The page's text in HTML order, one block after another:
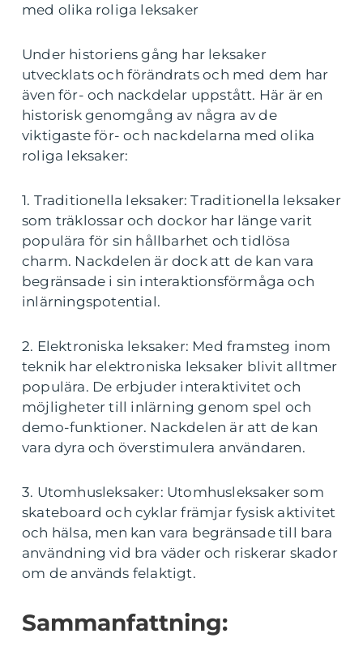
med olika roliga leksaker
Under historiens gång har leksaker
utvecklats och förändrats och med dem har
även för- och nackdelar uppstått. Här är en
historisk genomgång av några av de
viktigaste för- och nackdelarna med olika
roliga leksaker:
1. Traditionella leksaker: Traditionella leksaker
som träklossar och dockor har länge varit
populära för sin hållbarhet och tidlösa
charm. Nackdelen är dock att de kan vara
begränsade i sin interaktionsförmåga och
inlärningspotential.
2. Elektroniska leksaker: Med framsteg inom
teknik har elektroniska leksaker blivit alltmer
populära. De erbjuder interaktivitet och
möjligheter till inlärning genom spel och
demo-funktioner. Nackdelen är att de kan
vara dyra och överstimulera användaren.
3. Utomhusleksaker: Utomhusleksaker som
skateboard och cyklar främjar fysisk aktivitet
och hälsa, men kan vara begränsade till bara
användning vid bra väder och riskerar skador
om de används felaktigt.
Sammanfattning: